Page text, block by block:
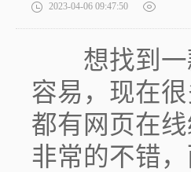
2023-04-06 09:47:50
想找到一
容易，现在
都有网页在线
非常的不错